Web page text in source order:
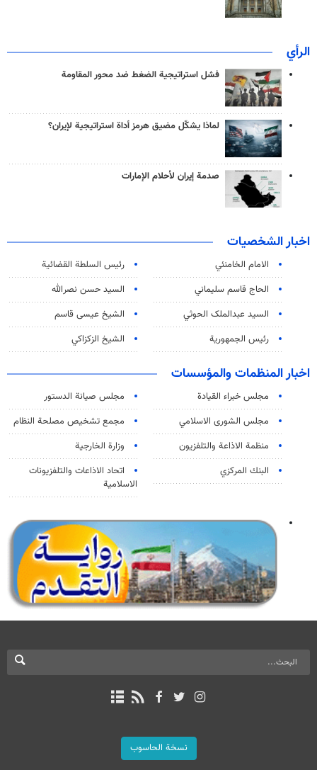
الرأي
فشل استراتيجية الضغط ضد محور المقاومة
لماذا يشكّل مضيق هرمز أداة استراتيجية لإيران؟
صدمة إيران لأحلام الإمارات
اخبار الشخصيات
الامام الخامنئي
رئیس السلطة القضائیة
الحاج قاسم سليماني
السيد حسن نصرالله
السید عبدالملک الحوثي
الشيخ عيسى قاسم
رئيس الجمهورية
الشيخ الزكزاكي
اخبار المنظمات والمؤسسات
مجلس خبراء القيادة
مجلس صيانة الدستور
مجلس الشورى الاسلامي
مجمع تشخيص مصلحة النظام
منظمة الاذاعة والتلفزیون
وزارة الخارجية
البنك المركزي
اتحاد الاذاعات والتلفزيونات
الاسلامية
نسخة الحاسوب